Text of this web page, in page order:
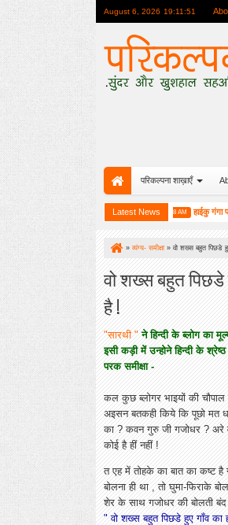
August 6, 2026 19:11:53
परिकल्पना शाख़ाएँ
Latest News
के सम्मान में एक विशेष आयोजन 10:08 AM हाईकु गंगा पटल पर
» व्यंग्य- समीक्षा » वो शख्स बहुत पिछडे
वो शख्स बहुत पिछडे
है !
"सारथी " ने हिन्दी के ब्लोग का
इसी कड़ी में उन्होने हिन्दी के
परक समीक्षा -
कलकुछ ब्लोगर भाइयों की
अइसन बतकही किये कि पूछो मत
का ? कवन गुरु जी गजोधर ? अरे
कोई है हीं नहीं !
त एह में तोहके का बात का कष्ट
बोलना ही था , तो घुमा-फिराके
शेर के साथ गजोधर की बोलती
" वो शख्स बहुत पिछडे हुए गाँव का